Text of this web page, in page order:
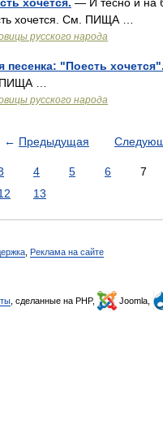
хочется. См. ПИЩА …
русского народа
"Поесть хочется".
ПИЩА …
русского народа
← Предыдущая
4 5 6 7
13
Реклама на сайте
, сделанные на PHP, Joomla,